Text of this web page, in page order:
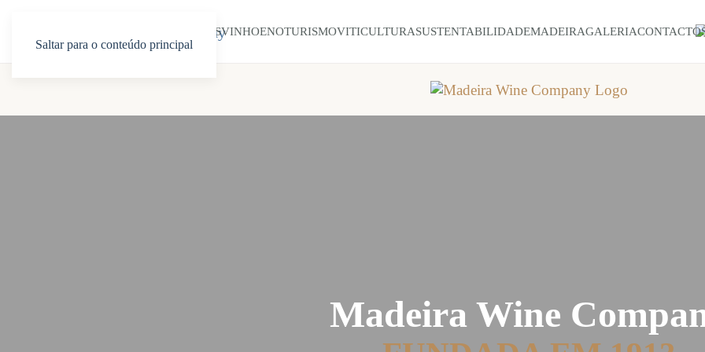
Saltar para o conteúdo principal
SOBRE NÓSVINHOENOTURISMOVITICULTURASUSTENTABILIDADEMADEIRAGALERIA
Madeira Wine